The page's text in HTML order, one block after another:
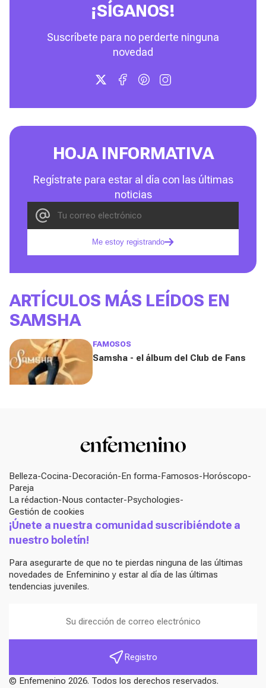
¡SÍGANOS!
Suscríbete para no perderte ninguna
novedad
HOJA INFORMATIVA
Regístrate para estar al día con las últimas
noticias
Me estoy registrando
ARTÍCULOS MÁS LEÍDOS EN
SAMSHA
FAMOSOS
Samsha - el álbum del Club de Fans
Belleza Cocina Decoración En forma Famosos Horóscopo
Pareja
La rédaction Nous contacter Psychologies
Gestión de cookies
¡Únete a nuestra comunidad suscribiéndote a
nuestro boletín!
Para asegurarte de que no te pierdas ninguna de las últimas
novedades de Enfeminino y estar al día de las últimas
tendencias juveniles.
Registro
© Enfemenino 2026. Todos los derechos reservados.